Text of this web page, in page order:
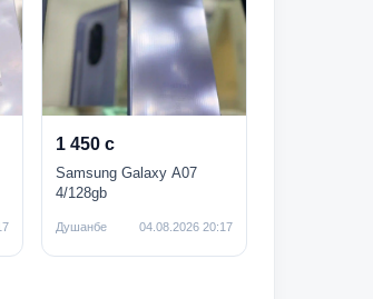
1 450 с
Samsung Galaxy A07
4/128gb
Душанбе 04.08.2026 20:17